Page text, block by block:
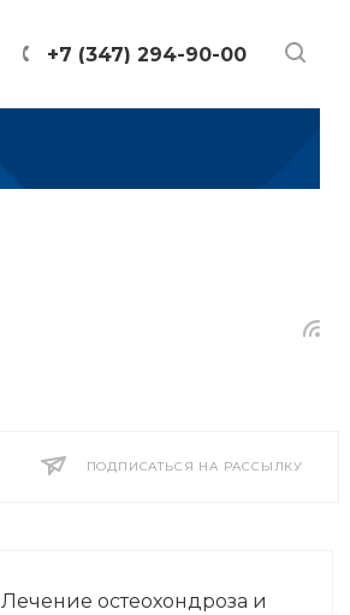
+7 (347) 294-90-00
ПОДПИСАТЬСЯ НА РАССЫЛКУ
2013 2012 2011
Лечение остеохондроза и